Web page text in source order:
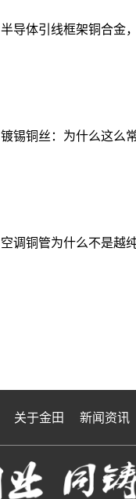
半导体引线框架铜合金
镀锡铜丝：为什么这么
空调铜管为什么不是越
关于金田 新闻资讯